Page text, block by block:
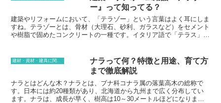
感じられることです。丸太は木そのもの
の質感や香りを持っているので、家にい
るだけで心が落ち着きます。また、ログ
ハウスは耐久性に優れているのも特徴で
す。ログハウスの木材は、自然の防腐効
水平に積み重ねていくことです。ログと
ログの間には隙間ができないように、ロ
グをしっかりと組み合わせていきます。
ログハウスは、木造軸組工法よりも耐震
性に優れていると言われています。ログ
ハウスは、自然の美しさを楽しめる住宅
ー』って知ってる？
建築やリフォームにおいて、「テラゾー」という言葉はよく耳にしま
すね。テラゾーとは、骨材（大理石、砂利、ガラスなど）をセメント
や樹脂で固めたコンクリートの一種です。イタリア語で「テラス」を
材の種類や色を自由に組み合わせることができ、様々なデザインを表
現することができます。また、テラゾーは非常に丈夫で耐久性がある
ため、床材としてはもちろん、壁材やカウンター材としても適してい
ます。
建材・資材・建具に関する用語
ナラって何？特徴と用途、育て方
まで徹底解説
ナラとはどんな木？ナラとは、ブナ科コナラ属の落葉高木の総称で
す。日本には約20種類があり、北海道から九州まで広く分布してい
ます。ナラは、成長が早く、樹高は10～30メートルほどになりま